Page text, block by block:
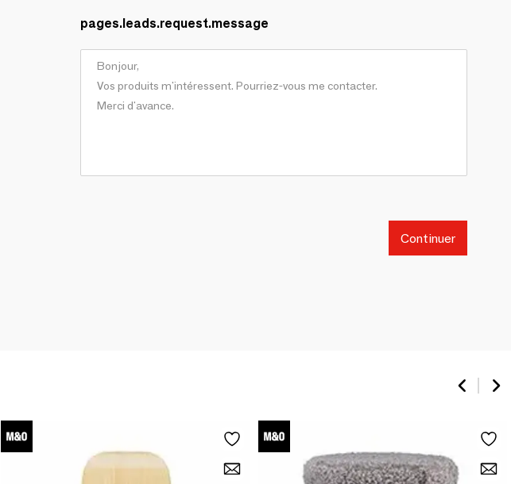
pages.leads.request.message
Continuer